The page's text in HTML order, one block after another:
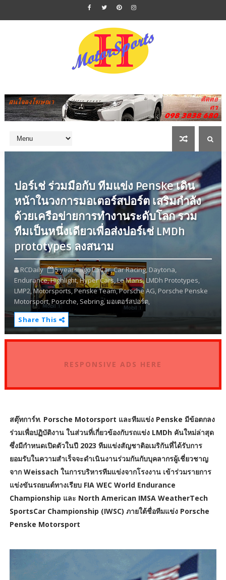
ปอร์เช่ ร่วมมือกับ ทีมแข่ง Penske เดิน
หน้าในวงการมอเตอร์สปอร์ต เสริมกำลัง
ด้วยเครือข่ายการทำงานระดับโลก รวม
ทีมเป็นหนึ่งเดียวเพื่อส่งปอร์เช่ LMDh
prototypes ลงสนาม
RCDaily 5 years ago Car,Car Racing, Daytona,
Endurance,Highlight,Hyper Cars,Le Mans,LMDh Prototypes,
LMP2,Motorsports,Penske Team,Porsche AG, Porsche Penske
Motorsport,Posrche, Sebring,มอเตอร์สปอร์ต,
Share This
RESPONSIVE ADS HERE
สตุ๊ทการ์ท. Porsche Motorsport และทีมแข่ง Penske มีข้อตกลง
ร่วมเพื่อปฏิบัติงาน ในส่วนที่เกี่ยวข้องกับรถแข่ง LMDh คันใหม่ล่าสุด
ซึ่งมีกำหนดเปิดตัวในปี 2023 ทีมแข่งสัญชาติอเมริกันที่ได้รับการ
ยอมรับในความสำเร็จจะดำเนินงานร่วมกันกับบุคลากรผู้เชี่ยวชาญ
จาก Weissach ในการบริหารทีมแข่งจากโรงงาน เข้าร่วมรายการ
แข่งขันรถยนต์ทางเรียบ FIA WEC World Endurance
Championship และ North American IMSA WeatherTech
SportsCar Championship (IWSC) ภายใต้ชื่อทีมแข่ง Porsche
Penske Motorsport